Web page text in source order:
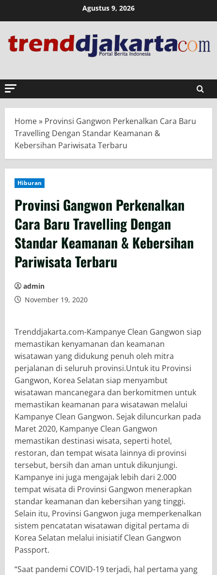
Agustus 9, 2026
Home» Provinsi Gangwon Perkenalkan Cara Baru
Travelling Dengan Standar Keamanan &
Kebersihan Pariwisata Terbaru
Hiburan
Provinsi Gangwon Perkenalkan
Cara Baru Travelling Dengan
Standar Keamanan & Kebersihan
Pariwisata Terbaru
admin
November 19, 2020
Trenddjakarta.com-Kampanye Clean Gangwon siap
memastikan kenyamanan dan keamanan
wisatawan yang didukung penuh oleh mitra
perjalanan di seluruh provinsi.Untuk itu Provinsi
Gangwon, Korea Selatan siap menyambut
wisatawan mancanegara dan berkomitmen untuk
memastikan keamanan para wisatawan melalui
Kampanye Clean Gangwon. Sejak diluncurkan pada
Maret 2020, Kampanye Clean Gangwon
memastikan destinasi wisata, seperti hotel,
restoran, dan tempat wisata lainnya di provinsi
tersebut, bersih dan aman untuk dikunjungi.
Kampanye ini juga mengajak lebih dari 2.000
tempat wisata di Provinsi Gangwon menerapkan
standar keamanan dan kebersihan yang tinggi.
Selain itu, Provinsi Gangwon juga memperkenalkan
sistem pencatatan wisatawan digital pertama di
Korea Selatan melalui inisiatif Clean Gangwon
Passport.
“Saat pandemi COVID-19 terjadi, hal pertama yang